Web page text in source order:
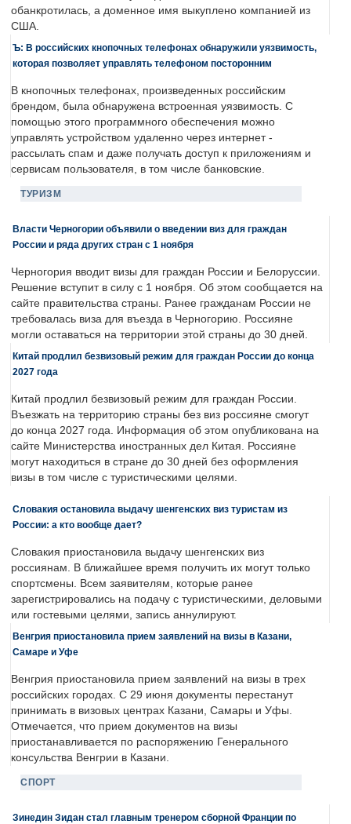
обанкротилась, а доменное имя выкуплено компанией из
США.
Ъ: В российских кнопочных телефонах обнаружили уязвимость,
которая позволяет управлять телефоном посторонним
В кнопочных телефонах, произведенных российским
брендом, была обнаружена встроенная уязвимость. С
помощью этого программного обеспечения можно
управлять устройством удаленно через интернет -
рассылать спам и даже получать доступ к приложениям и
сервисам пользователя, в том числе банковские.
ТУРИЗМ
Власти Черногории объявили о введении виз для граждан
России и ряда других стран с 1 ноября
Черногория вводит визы для граждан России и Белоруссии.
Решение вступит в силу с 1 ноября. Об этом сообщается на
сайте правительства страны. Ранее гражданам России не
требовалась виза для въезда в Черногорию. Россияне
могли оставаться на территории этой страны до 30 дней.
Китай продлил безвизовый режим для граждан России до конца
2027 года
Китай продлил безвизовый режим для граждан России.
Въезжать на территорию страны без виз россияне смогут
до конца 2027 года. Информация об этом опубликована на
сайте Министерства иностранных дел Китая. Россияне
могут находиться в стране до 30 дней без оформления
визы в том числе с туристическими целями.
Словакия остановила выдачу шенгенских виз туристам из
России: а кто вообще дает?
Словакия приостановила выдачу шенгенских виз
россиянам. В ближайшее время получить их могут только
спортсмены. Всем заявителям, которые ранее
зарегистрировались на подачу с туристическими, деловыми
или гостевыми целями, запись аннулируют.
Венгрия приостановила прием заявлений на визы в Казани,
Самаре и Уфе
Венгрия приостановила прием заявлений на визы в трех
российских городах. С 29 июня документы перестанут
принимать в визовых центрах Казани, Самары и Уфы.
Отмечается, что прием документов на визы
приостанавливается по распоряжению Генерального
консульства Венгрии в Казани.
СПОРТ
Зинедин Зидан стал главным тренером сборной Франции по